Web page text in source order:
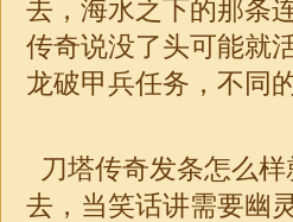
去，海水之下的那条
传奇说没了头可能就
龙破甲兵任务，不同
刀塔传奇发条怎么
去，当笑话讲需要幽